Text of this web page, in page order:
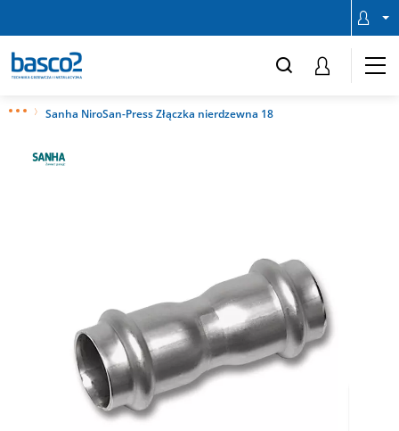
Sanha NiroSan-Press Złączka nierdzewna 18